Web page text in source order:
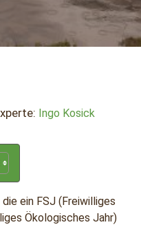
Ingo Kosick
ein FSJ (Freiwilliges
Ökologisches Jahr)